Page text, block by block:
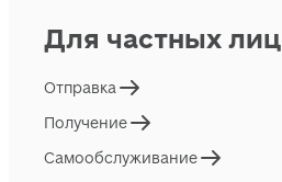
Для частных лиц
Отправка
Получение
Самообслуживание